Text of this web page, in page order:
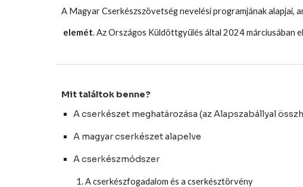
A Magyar Cserkészszövetség nevelési programjának alapjai,
elemét. Az Országos Küldöttgyűlés által 2024 márciusában
Mit találtok benne?
A cserkészet meghatározása (az Alapszabállyal
A magyar cserkészet alapelve
A cserkészmódszer
A cserkészfogadalom és a cserkésztörvény